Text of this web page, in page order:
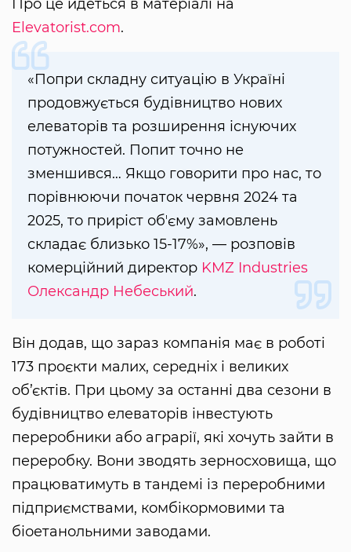
Про це йдеться в матеріалі на
Elevatorist.com.
«Попри складну ситуацію в Україні
продовжується будівництво нових
елеваторів та розширення існуючих
потужностей. Попит точно не
зменшився… Якщо говорити про нас, то
порівнюючи початок червня 2024 та
2025, то приріст обʼєму замовлень
складає близько 15-17%», — розповів
комерційний директор KMZ Industries
Олександр Небеський.
Він додав, що зараз компанія має в роботі
173 проєкти малих, середніх і великих
об’єктів. При цьому за останні два сезони в
будівництво елеваторів інвестують
переробники або аграрії, які хочуть зайти в
переробку. Вони зводять зерносховища, що
працюватимуть в тандемі із переробними
підприємствами, комбікормовими та
біоетанольними заводами.